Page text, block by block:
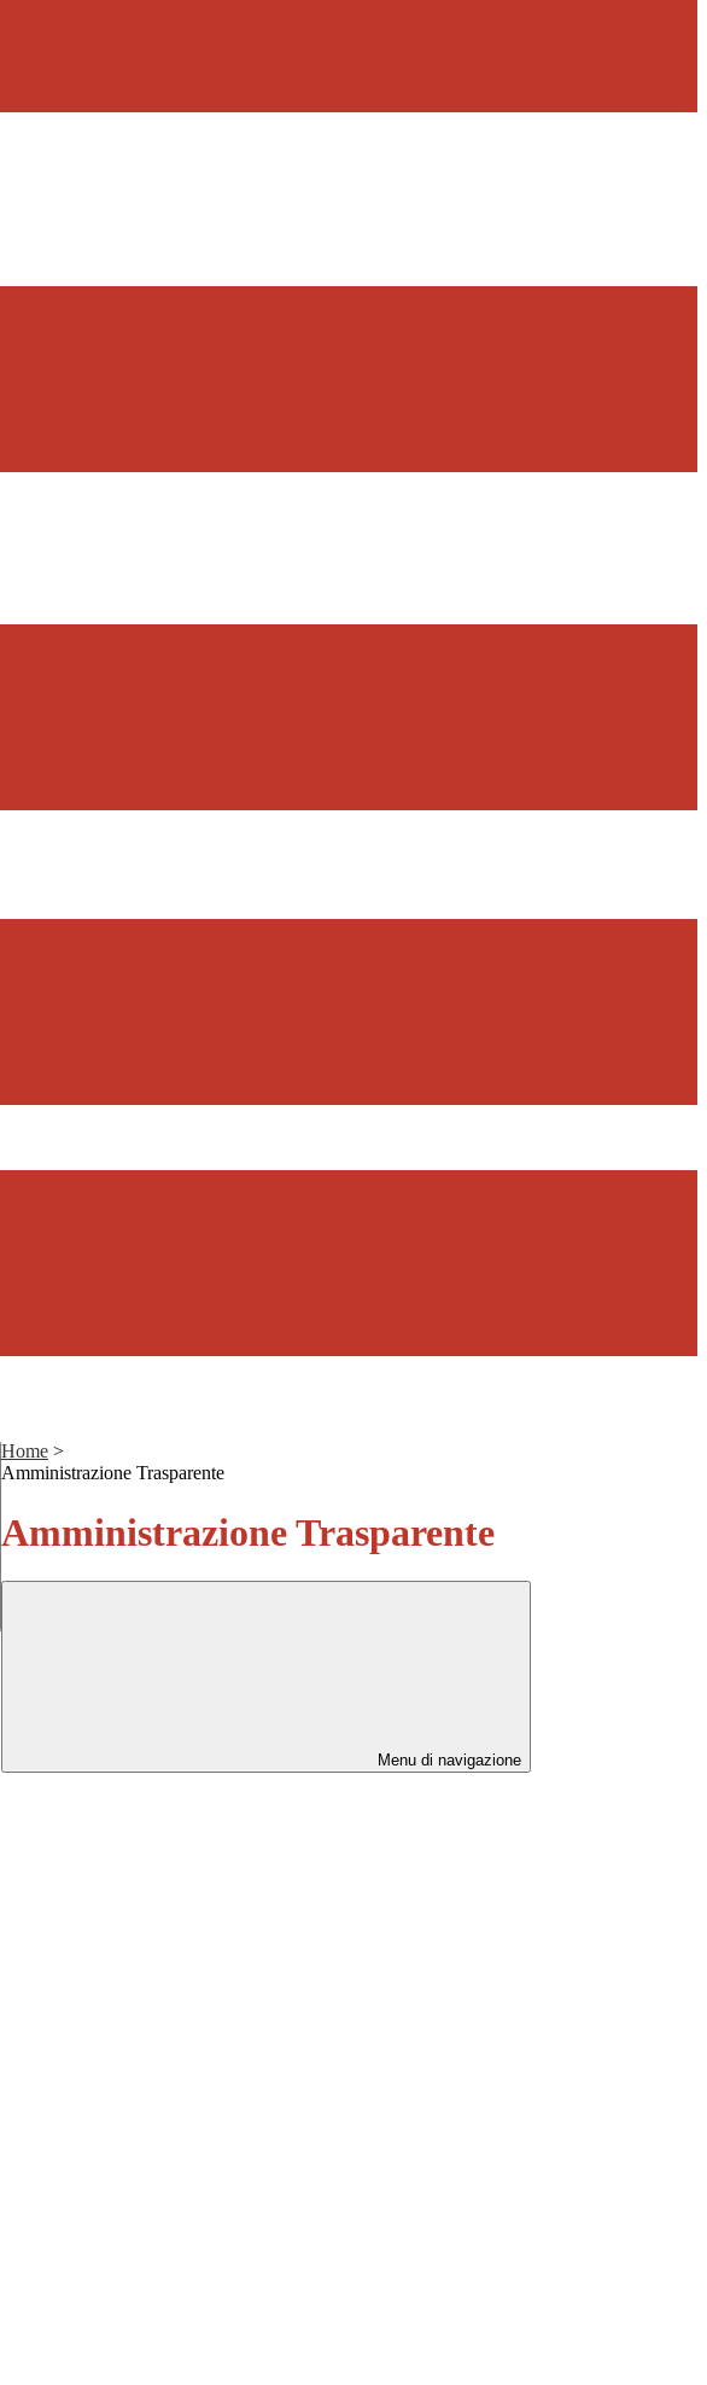
Home >
Amministrazione Trasparente
Amministrazione Trasparente
Menu di navigazione